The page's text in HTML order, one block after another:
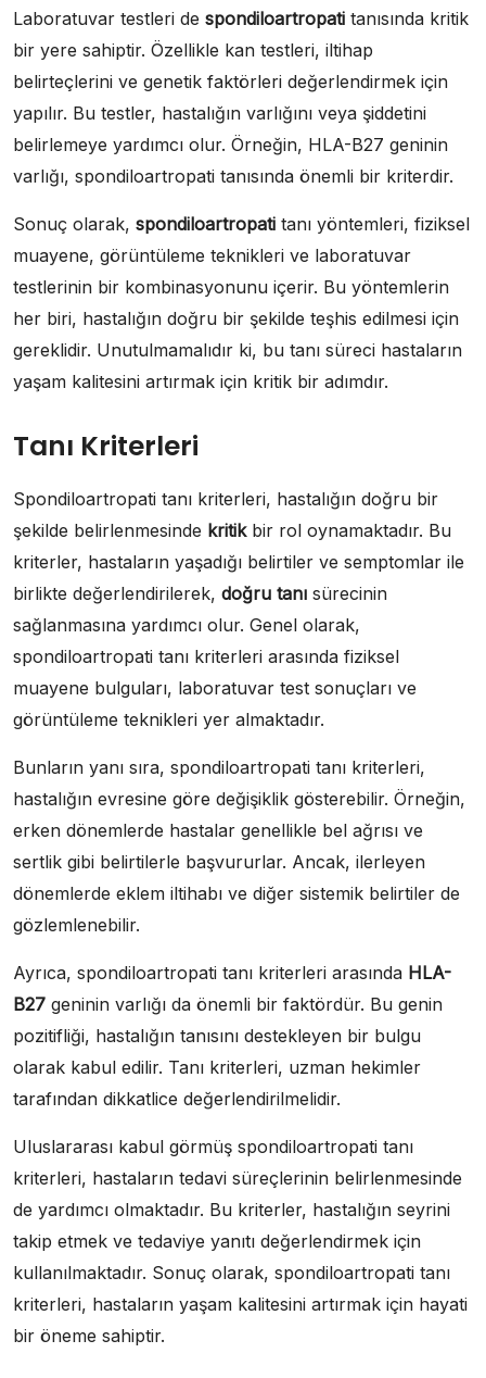
Laboratuvar testleri de spondiloartropati tanısında kritik
bir yere sahiptir. Özellikle kan testleri, iltihap
belirteçlerini ve genetik faktörleri değerlendirmek için
yapılır. Bu testler, hastalığın varlığını veya şiddetini
belirlemeye yardımcı olur. Örneğin, HLA-B27 geninin
varlığı, spondiloartropati tanısında önemli bir kriterdir.
Sonuç olarak, spondiloartropati tanı yöntemleri, fiziksel
muayene, görüntüleme teknikleri ve laboratuvar
testlerinin bir kombinasyonunu içerir. Bu yöntemlerin
her biri, hastalığın doğru bir şekilde teşhis edilmesi için
gereklidir. Unutulmamalıdır ki, bu tanı süreci hastaların
yaşam kalitesini artırmak için kritik bir adımdır.
Tanı Kriterleri
Spondiloartropati tanı kriterleri, hastalığın doğru bir
şekilde belirlenmesinde kritikbir rol oynamaktadır. Bu
kriterler, hastaların yaşadığı belirtiler ve semptomlar ile
birlikte değerlendirilerek, doğru tanı sürecinin
sağlanmasına yardımcı olur. Genel olarak,
spondiloartropati tanı kriterleri arasında fiziksel
muayene bulguları, laboratuvar test sonuçları ve
görüntüleme teknikleri yer almaktadır.
Bunların yanı sıra, spondiloartropati tanı kriterleri,
hastalığın evresine göre değişiklik gösterebilir. Örneğin,
erken dönemlerde hastalar genellikle bel ağrısı ve
sertlik gibi belirtilerle başvururlar. Ancak, ilerleyen
dönemlerde eklem iltihabı ve diğer sistemik belirtiler de
gözlemlenebilir.
Ayrıca, spondiloartropati tanı kriterleri arasında HLA-
B27 geninin varlığı da önemli bir faktördür. Bu genin
pozitifliği, hastalığın tanısını destekleyen bir bulgu
olarak kabul edilir. Tanı kriterleri, uzman hekimler
tarafından dikkatlice değerlendirilmelidir.
Uluslararası kabul görmüş spondiloartropati tanı
kriterleri, hastaların tedavi süreçlerinin belirlenmesinde
de yardımcı olmaktadır. Bu kriterler, hastalığın seyrini
takip etmek ve tedaviye yanıtı değerlendirmek için
kullanılmaktadır. Sonuç olarak, spondiloartropati tanı
kriterleri, hastaların yaşam kalitesini artırmak için hayati
bir öneme sahiptir.